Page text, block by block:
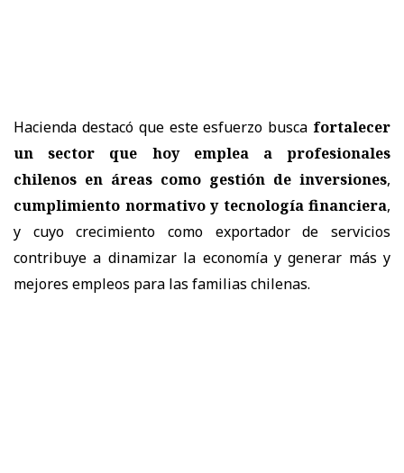
Hacienda destacó que este esfuerzo busca fortalecer
un sector que hoy emplea a profesionales
chilenos en áreas como gestión de inversiones,
cumplimiento normativo y tecnología financiera,
y cuyo crecimiento como exportador de servicios
contribuye a dinamizar la economía y generar más y
mejores empleos para las familias chilenas.